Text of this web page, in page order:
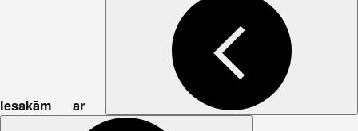
Iesakām ar